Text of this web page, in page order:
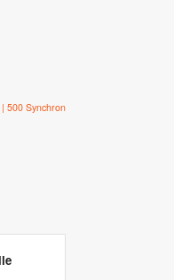
500 Synchron